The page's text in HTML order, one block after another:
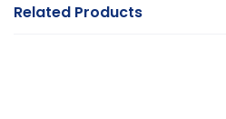
Related Products